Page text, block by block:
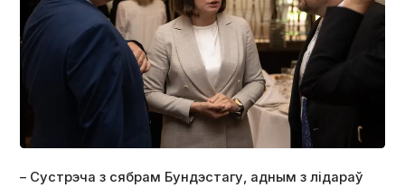
– Сустрэча з сябрам Бундэстагу, адным з лідараў